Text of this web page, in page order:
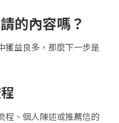
的內容嗎？
獲益良多，那麼下一步是
程、個人陳述或推薦信的